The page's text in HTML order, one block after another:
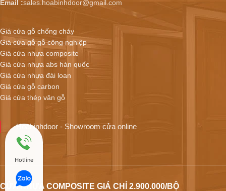
Email :sales.hoabinhdoor@gmail.com
Giá cửa gỗ chống cháy
Giá cửa gỗ gỗ công nghiệp
Giá cửa nhựa composite
Giá cửa nhựa abs hàn quốc
Giá cửa nhựa đài loan
Giá cửa gỗ carbon
Giá cửa thép vân gỗ
Hoabinhdoor - Showroom cửa online
CỬA NHỰA COMPOSITE GIÁ CHỈ 2.900.000/BỘ
Hotline